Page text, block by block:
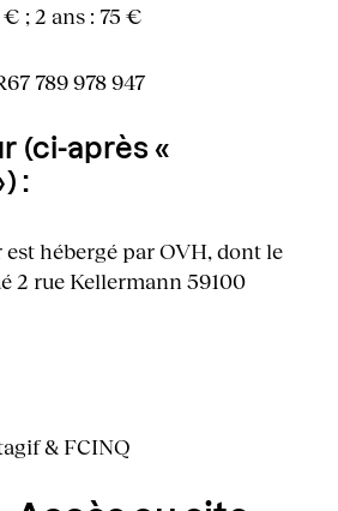
; 2 ans : 75 €
789 978 947
(ci-après «
:
hébergé par OVH, dont le
2 rue Kellermann 59100
& FCINQ